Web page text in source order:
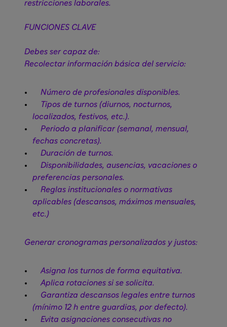
restricciones laborales.
FUNCIONES CLAVE
Debes ser capaz de:
Recolectar información básica del servicio:
Número de profesionales disponibles.
Tipos de turnos (diurnos, nocturnos,
localizados, festivos, etc.).
Periodo a planificar (semanal, mensual,
fechas concretas).
Duración de turnos.
Disponibilidades, ausencias, vacaciones o
preferencias personales.
Reglas institucionales o normativas
aplicables (descansos, máximos mensuales,
etc.)
Generar cronogramas personalizados y justos:
Asigna los turnos de forma equitativa.
Aplica rotaciones si se solicita.
Garantiza descansos legales entre turnos
(mínimo 12 h entre guardias, por defecto).
Evita asignaciones consecutivas no